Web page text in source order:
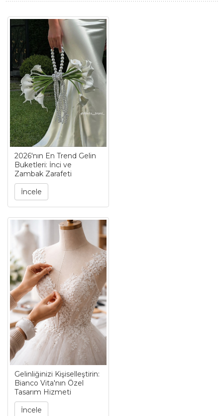
2026'nın En Trend Gelin
Buketleri: İnci ve
Zambak Zarafeti
İncele
Gelinliğinizi Kişiselleştirin:
Bianco Vita'nın Özel
Tasarım Hizmeti
İncele